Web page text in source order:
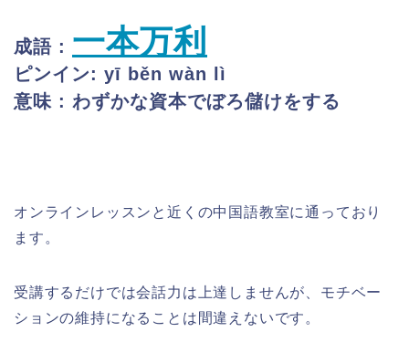
成語 : 一本万利
ピンイン: yī běn wàn lì
意味 : わずかな資本でぼろ儲けをする
オンラインレッスンと近くの中国語教室に通っており
ます。
受講するだけでは会話力は上達しませんが、モチベー
ションの維持になることは間違えないです。